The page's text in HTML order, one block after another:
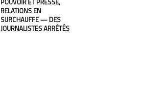
POUVOIR ET PRESSE,
RELATIONS EN
SURCHAUFFE — DES
JOURNALISTES ARRÊTÉS